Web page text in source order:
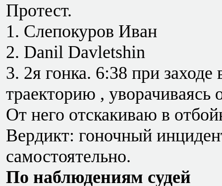
Протест.
1. Слепокуров Иван
2. Danil Davletshin
3. 2я гонка. 6:38 при
траекторию , уворачиваясь
От него отскакиваю в
Вердикт: гоночный
самостоятельно.
По наблюдениям судей